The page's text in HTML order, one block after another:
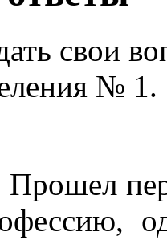
свои
№ 1.
Прошел